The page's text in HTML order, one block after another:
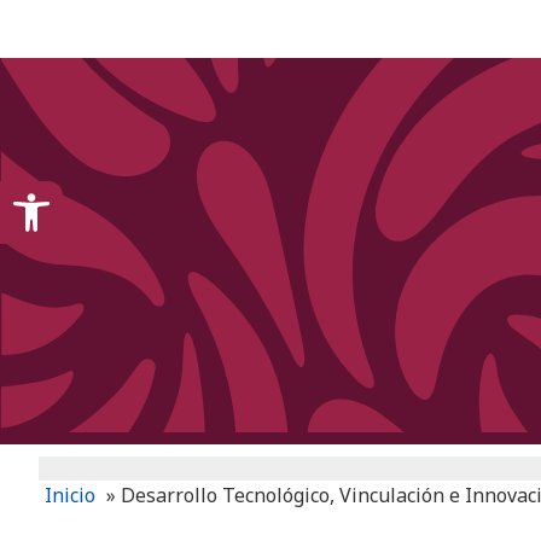
Inicio » Desarrollo Tecnológico, Vinculación e
Open toolbar